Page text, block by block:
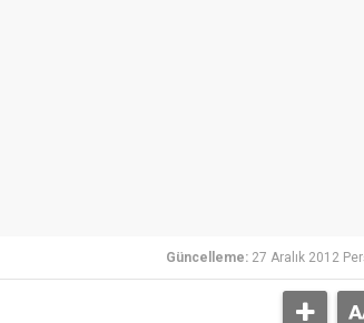
Güncelleme: 27 Aralık 2012